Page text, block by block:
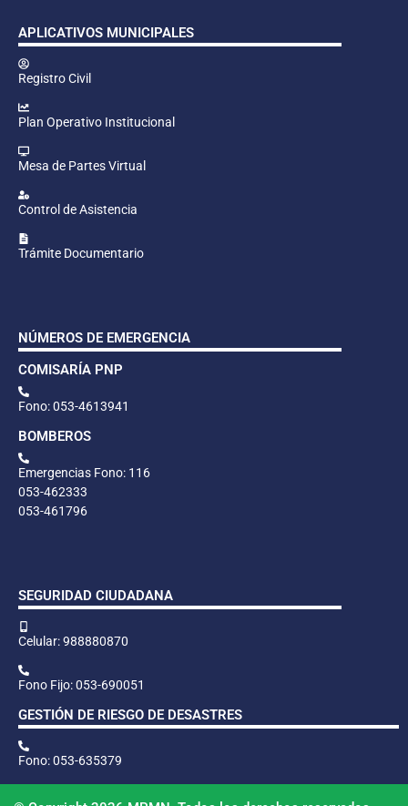
APLICATIVOS MUNICIPALES
Registro Civil
Plan Operativo Institucional
Mesa de Partes Virtual
Control de Asistencia
Trámite Documentario
NÚMEROS DE EMERGENCIA
COMISARÍA PNP
Fono: 053-4613941
BOMBEROS
Emergencias Fono: 116
053-462333
053-461796
SEGURIDAD CIUDADANA
Celular: 988880870
Fono Fijo: 053-690051
GESTIÓN DE RIESGO DE DESASTRES
Fono: 053-635379